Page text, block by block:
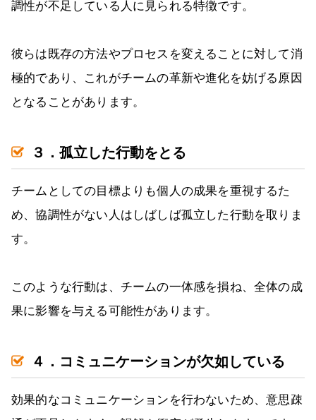
調性が不足している人に見られる特徴です。
彼らは既存の方法やプロセスを変えることに対して消
極的であり、これがチームの革新や進化を妨げる原因
となることがあります。
３．孤立した行動をとる
チームとしての目標よりも個人の成果を重視するた
め、協調性がない人はしばしば孤立した行動を取りま
す。
このような行動は、チームの一体感を損ね、全体の成
果に影響を与える可能性があります。
４．コミュニケーションが欠如している
効果的なコミュニケーションを行わないため、意思疎